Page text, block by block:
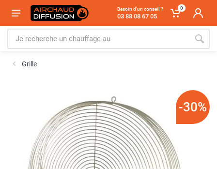
Besoin d'un conseil ?
03 88 08 67 05
0
Grille
-30%